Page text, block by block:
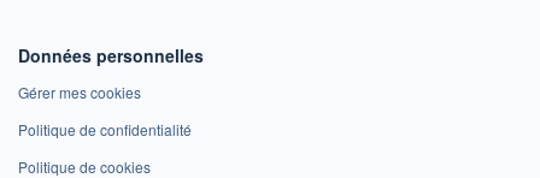
Données personnelles
Gérer mes cookies
Politique de confidentialité
Politique de cookies